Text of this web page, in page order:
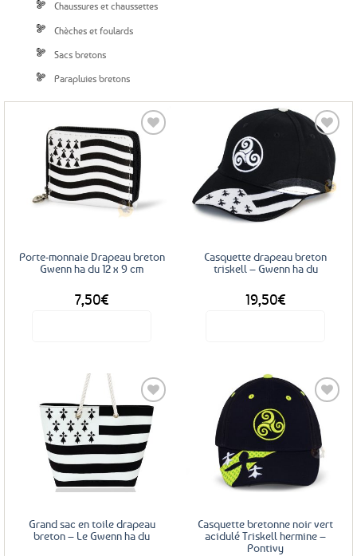
Chaussures et chaussettes
Chèches et foulards
Sacs bretons
Parapluies bretons
Ajouter
favoris
Porte-monnaie Drapeau breton
Gwenn ha du 12 x 9 cm
7,50€
Ajouter
aux
favoris
Casquette drapeau breton
triskell – Gwenn ha du
19,50€
Ajouter
aux
favoris
Grand sac en toile drapeau
breton – Le Gwenn ha du
Ajouter
aux
favoris
Casquette bretonne noir vert
acidulé Triskell hermine –
Pontivy